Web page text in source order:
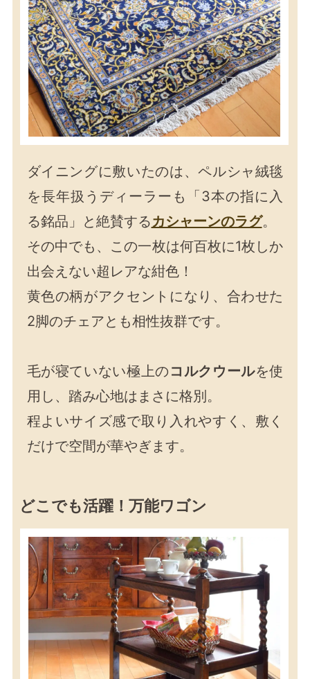
ダイニングに敷いたのは、ペルシャ絨毯
を長年扱うディーラーも「3本の指に入
る銘品」と絶賛するカシャーンのラグ。
その中でも、この一枚は何百枚に1枚しか
出会えない超レアな紺色！
黄色の柄がアクセントになり、合わせた
2脚のチェアとも相性抜群です。
毛が寝ていない極上の コルクウールを使
用し、踏み心地はまさに格別。
程よいサイズ感で取り入れやすく、敷く
だけで空間が華やぎます。
どこでも活躍！万能ワゴン